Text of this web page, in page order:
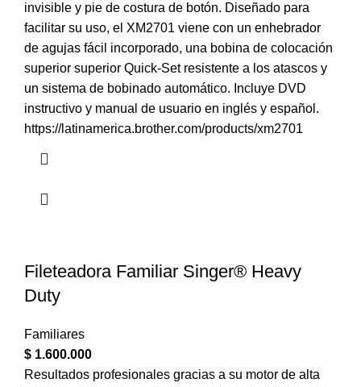
invisible y pie de costura de botón. Diseñado para
facilitar su uso, el XM2701 viene con un enhebrador
de agujas fácil incorporado, una bobina de colocación
superior superior Quick-Set resistente a los atascos y
un sistema de bobinado automático. Incluye DVD
instructivo y manual de usuario en inglés y español.
https://latinamerica.brother.com/products/xm2701
Fileteadora Familiar Singer® Heavy
Duty
Familiares
$ 1.600.000
Resultados profesionales gracias a su motor de alta